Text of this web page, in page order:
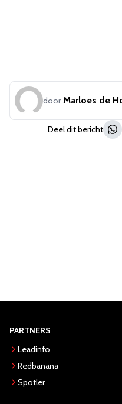
door Marloes de
Deel dit bericht
PARTNERS
Leadinfo
Redbanana
Spotler